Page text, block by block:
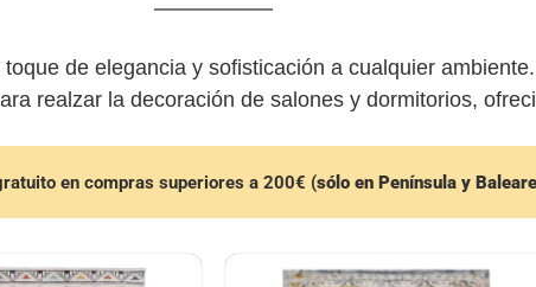
de elegancia y sofisticación a cualquier
realzar la decoración de salones y dormitorios,
en compras superiores a 200€ (sólo en Península y